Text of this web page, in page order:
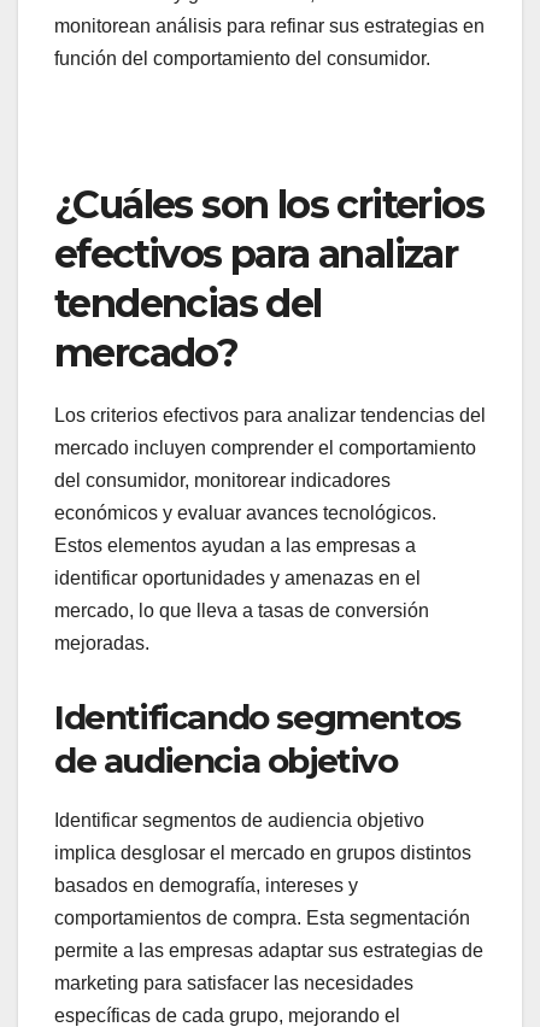
monitorean análisis para refinar sus estrategias en
función del comportamiento del consumidor.
¿Cuáles son los criterios
efectivos para analizar
tendencias del
mercado?
Los criterios efectivos para analizar tendencias del
mercado incluyen comprender el comportamiento
del consumidor, monitorear indicadores
económicos y evaluar avances tecnológicos.
Estos elementos ayudan a las empresas a
identificar oportunidades y amenazas en el
mercado, lo que lleva a tasas de conversión
mejoradas.
Identificando segmentos
de audiencia objetivo
Identificar segmentos de audiencia objetivo
implica desglosar el mercado en grupos distintos
basados en demografía, intereses y
comportamientos de compra. Esta segmentación
permite a las empresas adaptar sus estrategias de
marketing para satisfacer las necesidades
específicas de cada grupo, mejorando el